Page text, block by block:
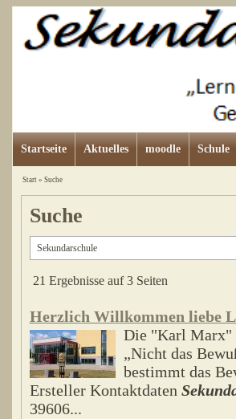
Startseite Aktuelles moodle Schule
Start» Suche
Suche
21 Ergebnisse auf 3 Seiten
Herzlich Willkommen liebe
Die "Karl Marx"
„Nicht das
bestimmt das
Ersteller Kontaktdaten
39606...